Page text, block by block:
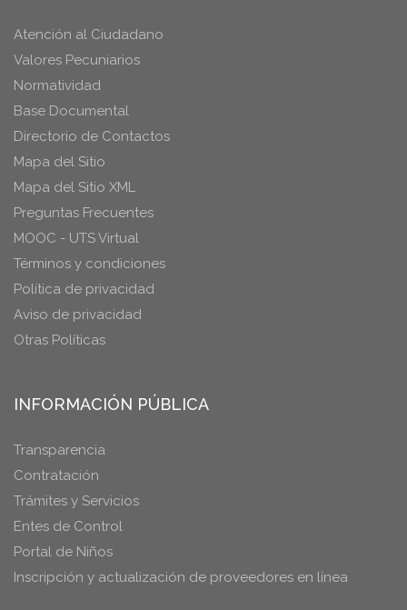
Atención al Ciudadano
Valores Pecuniarios
Normatividad
Base Documental
Directorio de Contactos
Mapa del Sitio
Mapa del Sitio XML
Preguntas Frecuentes
MOOC - UTS Virtual
Términos y condiciones
Política de privacidad
Aviso de privacidad
Otras Políticas
INFORMACIÓN PÚBLICA
Transparencia
Contratación
Trámites y Servicios
Entes de Control
Portal de Niños
Inscripción y actualización de proveedores en línea